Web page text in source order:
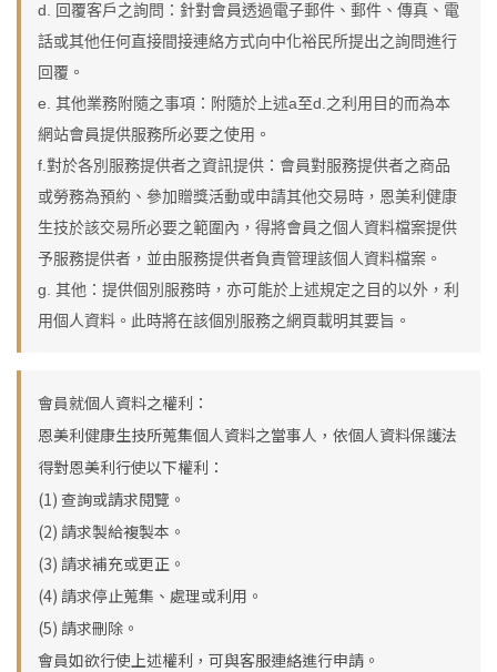
d. 回覆客戶之詢問：針對會員透過電子郵件、郵件、傳真、電
話或其他任何直接間接連絡方式向中化裕民所提出之詢問進行
回覆。
e. 其他業務附隨之事項：附隨於上述a至d.之利用目的而為本
網站會員提供服務所必要之使用。
f.對於各別服務提供者之資訊提供：會員對服務提供者之商品
或勞務為預約、參加贈獎活動或申請其他交易時，恩美利健康
生技於該交易所必要之範圍內，得將會員之個人資料檔案提供
予服務提供者，並由服務提供者負責管理該個人資料檔案。
g. 其他：提供個別服務時，亦可能於上述規定之目的以外，利
用個人資料。此時將在該個別服務之網頁載明其要旨。
會員就個人資料之權利：
恩美利健康生技所蒐集個人資料之當事人，依個人資料保護法
得對恩美利行使以下權利：
(1) 查詢或請求閱覽。
(2) 請求製給複製本。
(3) 請求補充或更正。
(4) 請求停止蒐集、處理或利用。
(5) 請求刪除。
會員如欲行使上述權利，可與客服連絡進行申請。